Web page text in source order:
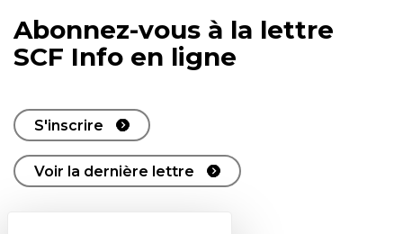
Abonnez-vous à la lettre
SCF Info en ligne
S'inscrire
Voir la dernière lettre